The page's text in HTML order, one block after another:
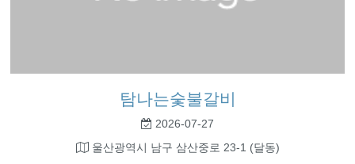
탐나는숯불갈비
2026-07-27
울산광역시 남구 삼산중로 23-1 (달동)